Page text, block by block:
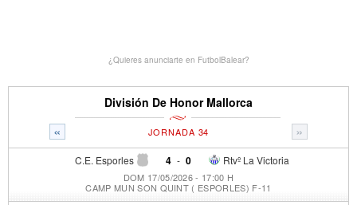
¿Quieres anunciarte en FutbolBalear?
División De Honor Mallorca
« »
JORNADA 34
C.E. Esporles 4 - Rtvº La Victoria
0
DOM 17/05/2026 - 17:00 H
CAMP MUN SON QUINT ( ESPORLES) F-11